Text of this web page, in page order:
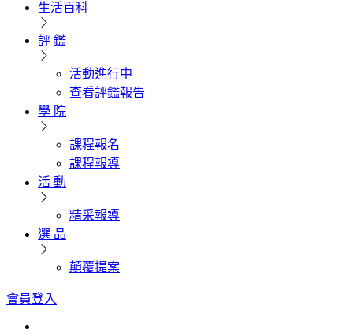
生活百科
評 鑑
活動進行中
查看評鑑報告
學 院
課程報名
課程報導
活 動
精采報導
選 品
顛覆提案
會員登入